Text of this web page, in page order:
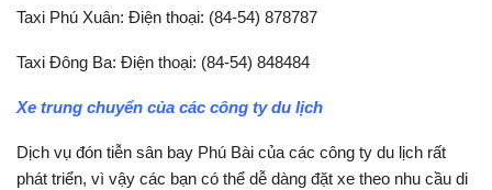
Taxi Phú Xuân: Điện thoại: (84-54) 878787
Taxi Đông Ba: Điện thoại: (84-54) 848484
Xe trung chuyển của các công ty du lịch
Dịch vụ đón tiễn sân bay Phú Bài của các công ty du lịch rất
phát triển, vì vậy các bạn có thể dễ dàng đặt xe theo nhu cầu di